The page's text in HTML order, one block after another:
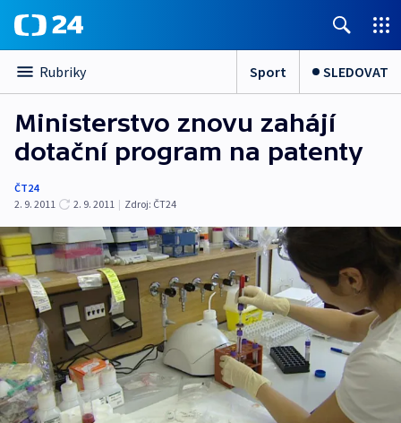
Rubriky Sport SLEDOVAT
Ministerstvo znovu zahájí
dotační program na patenty
ČT24
2. 9. 2011
2. 9. 2011 | Zdroj: ČT24